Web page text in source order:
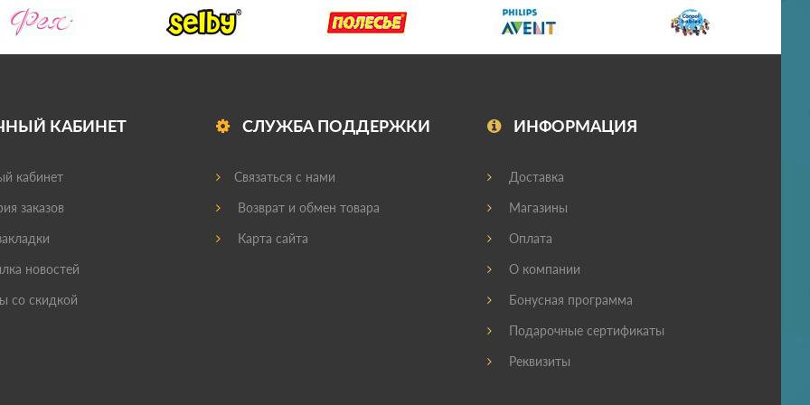
КАБИНЕТ
кабинет
заказов
новостей
со скидкой
СЛУЖБА ПОДДЕРЖКИ
Связаться с нами
Возврат и обмен товара
Карта сайта
ИНФОРМАЦИЯ
Доставка
Магазины
Оплата
О компании
Бонусная программа
Подарочные сертификаты
Реквизиты